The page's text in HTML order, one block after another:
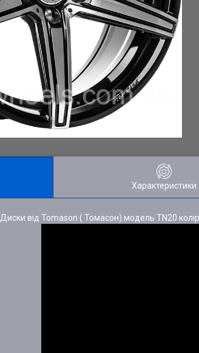
Характеристики
Диски від Tomason ( Томасон) модель TN20